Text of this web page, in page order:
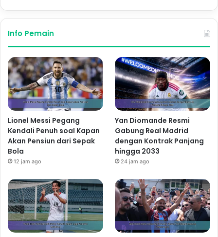
Info Pemain
Lionel Messi Pegang
Kendali Penuh soal Kapan
Akan Pensiun dari Sepak
Bola
12 jam ago
Yan Diomande Resmi
Gabung Real Madrid
dengan Kontrak Panjang
hingga 2033
24 jam ago